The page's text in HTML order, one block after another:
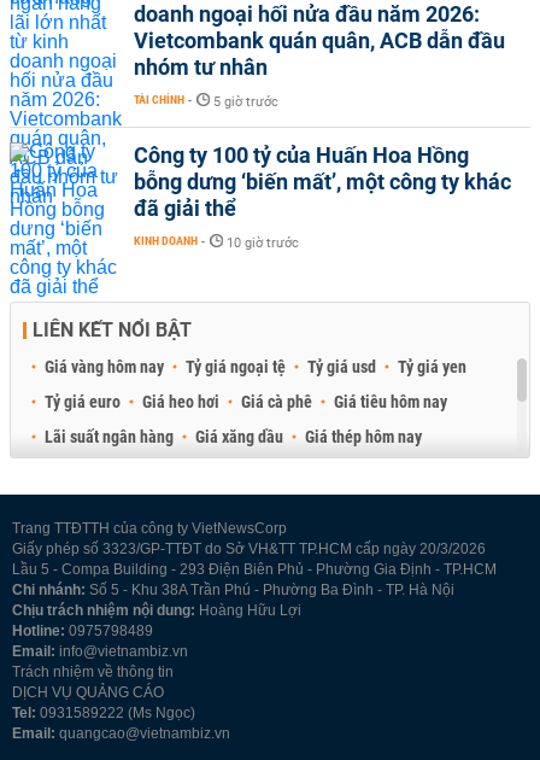
doanh ngoại hối nửa đầu năm 2026:
Vietcombank quán quân, ACB dẫn đầu
nhóm tư nhân
TÀI CHÍNH - 5 giờ trước
Công ty 100 tỷ của Huấn Hoa Hồng
bỗng dưng ‘biến mất’, một công ty khác
đã giải thể
KINH DOANH - 10 giờ trước
LIÊN KẾT NỔI BẬT
Giá vàng hôm nay Tỷ giá ngoại tệ Tỷ giá usd
Tỷ giá yen
Tỷ giá euro
Giá heo hơi Giá cà phê
Giá tiêu hôm nay
Lãi suất ngân hàng
Giá xăng dầu
Giá thép hôm nay
Trang TTĐTTH của công ty VietNewsCorp
Giấy phép số 3323/GP-TTĐT do Sở VH&TT TP.HCM cấp ngày 20/3/2026
Lầu 5 - Compa Building - 293 Điện Biên Phủ - Phường Gia Định - TP.HCM
Chi nhánh: Số 5 - Khu 38A Trần Phú - Phường Ba Đình - TP. Hà Nội
Chịu trách nhiệm nội dung: Hoàng Hữu Lợi
Hotline: 0975798489
Email: info@vietnambiz.vn
Trách nhiệm về thông tin
DỊCH VỤ QUẢNG CÁO
Tel: 0931589222 (Ms Ngọc)
Email: quangcao@vietnambiz.vn